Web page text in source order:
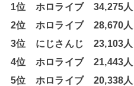
1位 ホロライブ 34,275人
2位 ホロライブ 28,670人
3位 にじさんじ 23,103人
4位 ホロライブ 21,443人
5位 ホロライブ 20,338人